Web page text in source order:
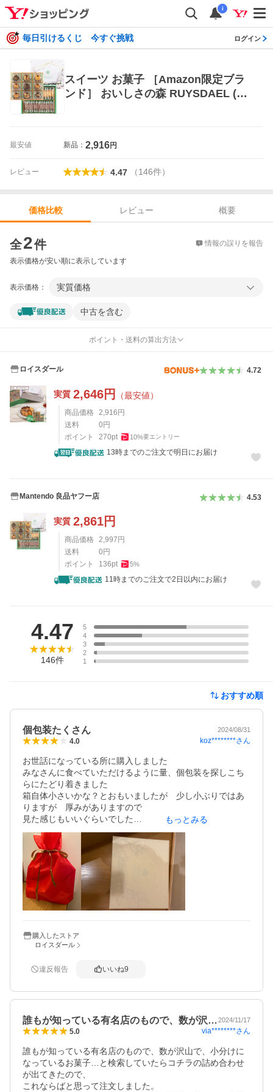
i
毎日引けるくじ 今すぐ挑戦 ログイン
スイーツ お菓子 ［Amazon限定ブラ
ンド］ おいしさの森 RUYSDAEL (ロ
最安値 新品： 2,916円
レビュー 4.47 （146件）
価格比較 レビュー
概要
全2件 情報の誤りを報告
表示価格が安い順に表示しています
表示価格： 実質価格
中古を含む
ポイント・送料の算出方法
ロイスダール 4.72
実質 2,646円 （最安値）
商品価格 2,916 円
送料
0 円
ポイント
270pt 10%要エントリー
13時までのご注文で明日にお届け
Mantendo 良品ヤフー店 4.53
実質 2,861円
商品価格 2,997 円
送料
0 円
ポイント
136pt 5%
11時までのご注文で2日以内にお届け
4.47
146件
5
4
3
2
1
おすすめ順
個包装たくさん 2024/08/31
4.0 koz********さん
お世話になっている所に購入しました
みなさんに食べていただけるように量、個包装を探しこち
らにたどり着きました
箱自体小さいかな？とおもいましたが　少し小ぶりではあ
りますが　厚みがありますので
見た感じもいいぐらいでした
味は贈り物なのでわかりません
贈り物扱いだったのでギフト包装を選んだんですが　包装
した箱に不織布のリボンで縛る真っ赤な袋に入っててビッ
クリ！クリスマスプレゼントのような感じでし笑
購入に時　包装紙だけで良かったらギフト用は不要です
こんなミスは私だけかもしれませんが要注意です
もっとみる
購入したストア
ロイスダール
違反報告 いいね9
誰もが知っている有名店のもので、数が沢…2024/11/17
5.0 via********さん
誰もが知っている有名店のもので、数が沢山で、小分けに
なっているお菓子…と検索していたらコチラの詰め合わせ
が出てきたので、
これならばと思って注文しました。